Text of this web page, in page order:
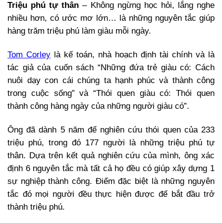
Triệu phú tự thân – Không ngừng học hỏi, lắng nghe
nhiều hơn, có ước mơ lớn… là những nguyên tắc giúp
hàng trăm triệu phú làm giàu mỗi ngày.
Tom Corley là kế toán, nhà hoạch định tài chính và là
tác giả của cuốn sách “Những đứa trẻ giàu có: Cách
nuôi dạy con cái chúng ta hạnh phúc và thành công
trong cuộc sống” và “Thói quen giàu có: Thói quen
thành công hàng ngày của những người giàu có”.
Ông đã dành 5 năm để nghiên cứu thói quen của 233
triệu phú, trong đó 177 người là những triệu phú tự
thân. Dựa trên kết quả nghiên cứu của mình, ông xác
định 6 nguyên tắc mà tất cả họ đều có giúp xây dựng 1
sự nghiệp thành công. Điểm đặc biệt là những nguyên
tắc đó mọi người đều thực hiện được để bắt đầu trở
thành triệu phú.